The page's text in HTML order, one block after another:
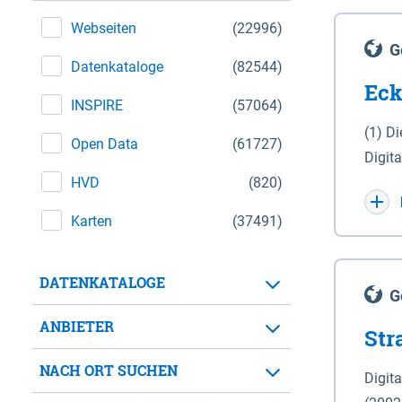
(22996)
Webseiten
(82544)
Datenkataloge
(57064)
INSPIRE
(61727)
Open Data
(820)
HVD
(37491)
Karten
DATENKATALOGE
ANBIETER
NACH ORT SUCHEN
(1)
WGS
für
der in